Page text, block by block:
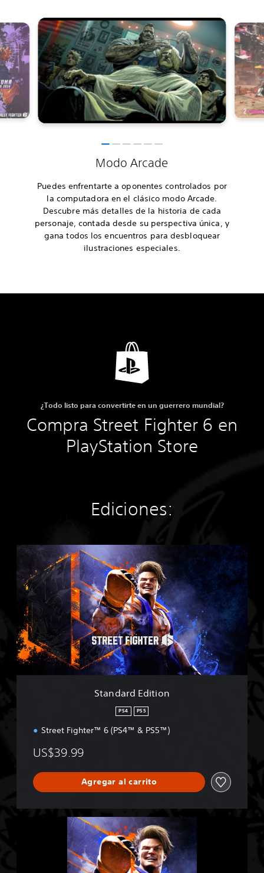
Modo Arcade
Puedes enfrentarte a oponentes controlados por
la computadora en el clásico modo Arcade.
Descubre más detalles de la historia de cada
personaje, contada desde su perspectiva única, y
gana todos los encuentros para desbloquear
ilustraciones especiales.
¿Todo listo para convertirte en un guerrero mundial?
Compra Street Fighter 6 en
PlayStation Store
Ediciones:
S
a
d
E
d
i
t
Standard Edition
PS4 PS5
Street Fighter™ 6 (PS4™ & PS5™)
US$39.99
Agregar al carrito